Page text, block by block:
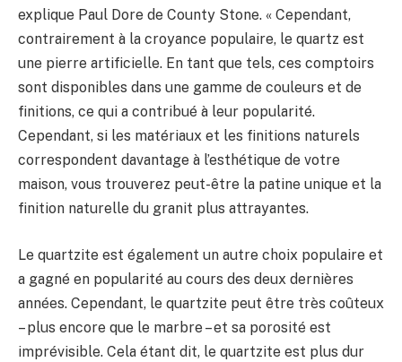
explique Paul Dore de County Stone. « Cependant,
contrairement à la croyance populaire, le quartz est
une pierre artificielle. En tant que tels, ces comptoirs
sont disponibles dans une gamme de couleurs et de
finitions, ce qui a contribué à leur popularité.
Cependant, si les matériaux et les finitions naturels
correspondent davantage à l’esthétique de votre
maison, vous trouverez peut-être la patine unique et la
finition naturelle du granit plus attrayantes.
Le quartzite est également un autre choix populaire et
a gagné en popularité au cours des deux dernières
années. Cependant, le quartzite peut être très coûteux
– plus encore que le marbre – et sa porosité est
imprévisible. Cela étant dit, le quartzite est plus dur